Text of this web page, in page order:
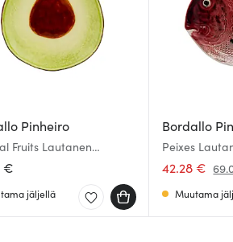
Pinheiro
Fruits Lautanen
21x25 cm Vihreä
€
jäljellä
Bordallo
Peixes
42.28 €
Muutama